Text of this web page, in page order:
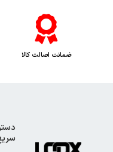
ضمانت اصالت کالا